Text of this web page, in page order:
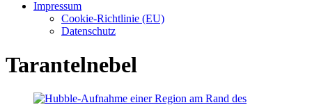
Impressum
Cookie-Richtlinie (EU)
Datenschutz
Tarantelnebel